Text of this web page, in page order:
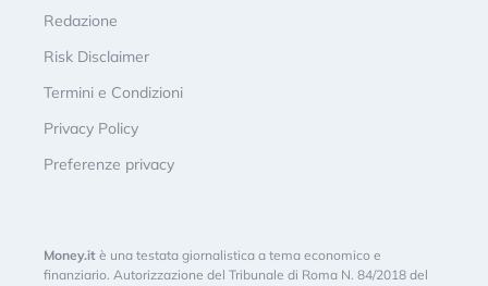
Redazione
Risk Disclaimer
Termini e Condizioni
Privacy Policy
Preferenze privacy
Money.it è una testata giornalistica a tema economico e
finanziario. Autorizzazione del Tribunale di Roma N. 84/2018 del